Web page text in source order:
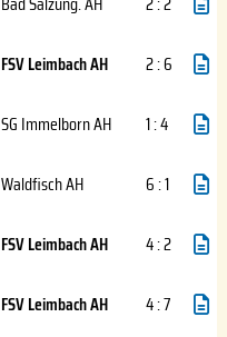
FSV Leimbach AH
2 : 6
SG Immelborn AH
1 : 4
Waldfisch AH
6 : 1
FSV Leimbach AH
4 : 2
FSV Leimbach AH
4 : 7